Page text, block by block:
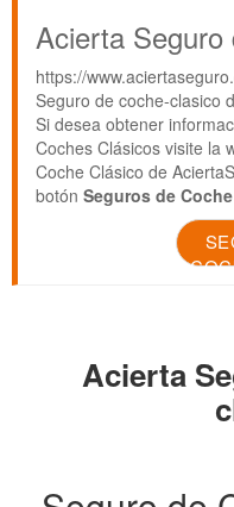
Acierta
https://
Seguro de coche-clasico
Si desea obtener
Coches Clásicos visite la
Coche Clásico de
botón Seguros de
Acierta